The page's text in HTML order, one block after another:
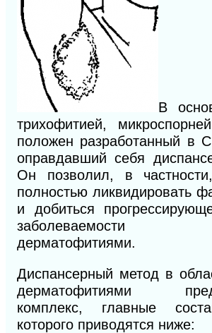
В
трихофитией,
положен разработанный в
оправдавший себя
Он позволил, в
полностью ликвидировать
и добиться
заболеваемости
дерматофитиями.
Диспансерный метод в
дерматофитиями
комплекс, главные
которого приводятся ниже: